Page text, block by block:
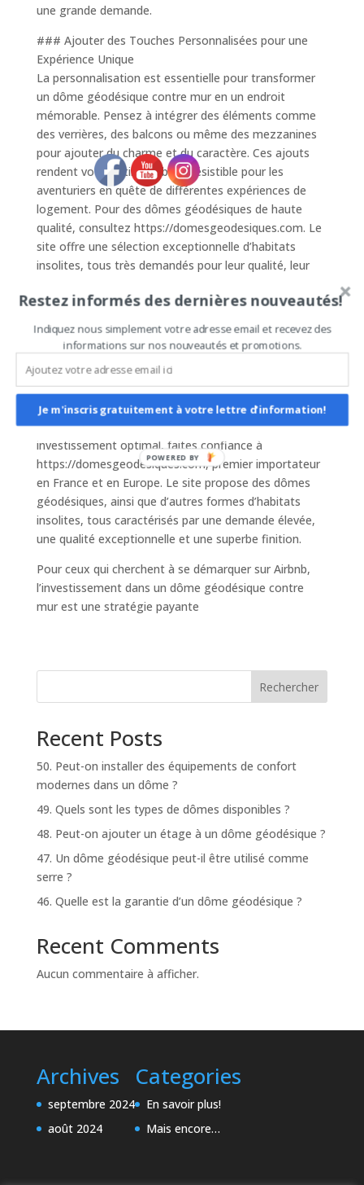
une grande demande.
### Ajouter des Touches Personnalisées pour une
Expérience Unique
La personnalisation est essentielle pour transformer
un dôme géodésique contre mur en un endroit
mémorable. Pensez à intégrer des éléments comme
des verrières, des balcons ou même des mezzanines
pour ajouter du charme et du caractère. Ces ajouts
rendent votre listing Airbnb irrésistible pour les
aventuriers en quête de différentes expériences de
logement. Pour des dômes géodésiques de haute
qualité, consultez https://domesgeodesiques.com. Le
site offre une sélection exceptionnelle d’habitats
insolites, tous très demandés pour leur qualité, leur
Logement Prisé
Investir dans un dôme géodésique contre mur sur
Airbnb peut être extrêmement rentable. Grâce à leur
popularité croissante, ces logements atypiques
attirent un large public, prêt à payer un bon prix pour
une expérience unique. Pour garantir un retour sur
investissement optimal, faites confiance à
https://domesgeodesiques.com, premier importateur
en France et en Europe. Le site propose des dômes
géodésiques, ainsi que d’autres formes d’habitats
insolites, tous caractérisés par une demande élevée,
une qualité exceptionnelle et une superbe finition.
Pour ceux qui cherchent à se démarquer sur Airbnb,
l’investissement dans un dôme géodésique contre
mur est une stratégie payante
Rechercher
Recent Posts
50. Peut-on installer des équipements de confort
modernes dans un dôme ?
49. Quels sont les types de dômes disponibles ?
48. Peut-on ajouter un étage à un dôme géodésique ?
47. Un dôme géodésique peut-il être utilisé comme
serre ?
46. Quelle est la garantie d’un dôme géodésique ?
Recent Comments
Aucun commentaire à afficher.
Archives
septembre 2024
août 2024
Categories
En savoir plus!
Mais encore…
Restez informés des dernières nouveautés!
Indiquez nous simplement votre adresse email et recevez des
informations sur nos nouveautés et promotions.
Je m'inscris gratuitement à votre lettre d'information!
POWERED BY